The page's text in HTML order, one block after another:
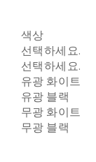
색상
선택하세요.
선택하세요.
유광 화이트
유광 블랙
무광 화이트
무광 블랙